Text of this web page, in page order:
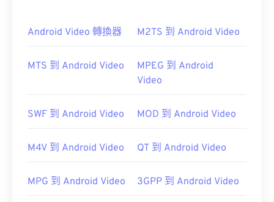
作為專有格式，RM 檔案預設使用 RealNetworks 開
此處
其他可以開啟 RM 檔案的程式包括 VLC 媒體播放
RealNetworks
實用連結：
Android Video 轉換器 M2TS 到 Android Video
MTS 到 Android Video
MPEG 到 Android
Video
SWF 到 Android Video MOD 到 Android Video
M4V 到 Android Video QT 到 Android Video
MPG 到 Android Video 3GPP 到 Android Video